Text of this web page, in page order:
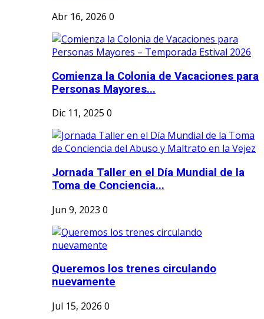
Abr 16, 2026 0
Comienza la Colonia de Vacaciones para
Personas Mayores...
Dic 11, 2025 0
Jornada Taller en el Día Mundial de la
Toma de Conciencia...
Jun 9, 2023 0
Queremos los trenes circulando
nuevamente
Jul 15, 2026 0